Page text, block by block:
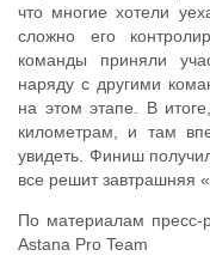
что многие хотели
сложно его
команды приняли
наряду с другими
на этом этапе. В
километрам, и там
увидеть. Финиш
все решит завтрашняя
По материалам пресс-
Astana Pro Team